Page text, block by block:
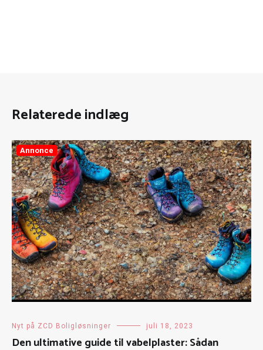
Relaterede indlæg
Annonce
Nyt på ZCD Boligløsninger juli 18, 2023
Den ultimative guide til vabelplaster: Sådan